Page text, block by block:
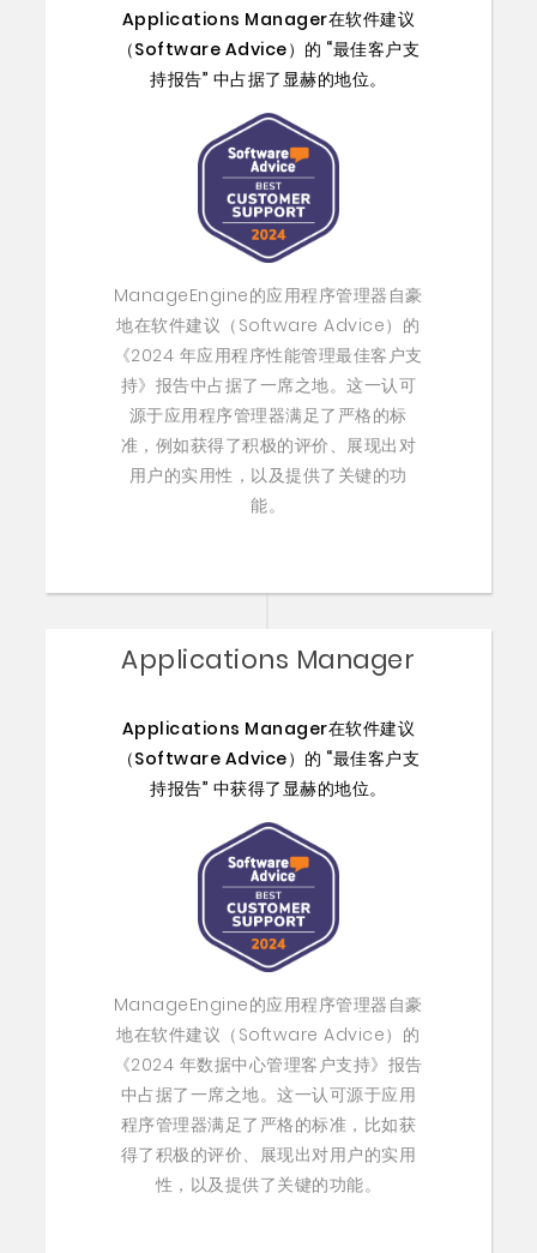
Applications Manager在软件建议
（Software Advice）的 “最佳客户支
持报告” 中占据了显赫的地位。
ManageEngine的应用程序管理器自豪
地在软件建议（Software Advice）的
《2024 年应用程序性能管理最佳客户支
持》报告中占据了一席之地。这一认可
源于应用程序管理器满足了严格的标
准，例如获得了积极的评价、展现出对
用户的实用性，以及提供了关键的功
能。
Applications Manager
Applications Manager在软件建议
（Software Advice）的 “最佳客户支
持报告” 中获得了显赫的地位。
ManageEngine的应用程序管理器自豪
地在软件建议（Software Advice）的
《2024 年数据中心管理客户支持》报告
中占据了一席之地。这一认可源于应用
程序管理器满足了严格的标准，比如获
得了积极的评价、展现出对用户的实用
性，以及提供了关键的功能。